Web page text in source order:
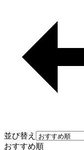
並び替え
おすすめ順